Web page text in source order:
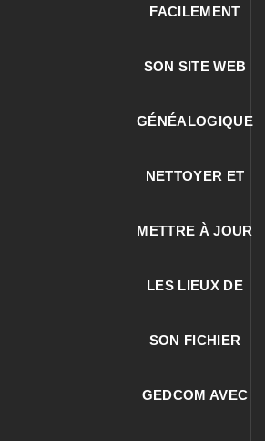
FACILEMENT
SON SITE WEB
GÉNÉALOGIQUE
NETTOYER ET
METTRE À JOUR
LES LIEUX DE
SON FICHIER
GEDCOM AVEC